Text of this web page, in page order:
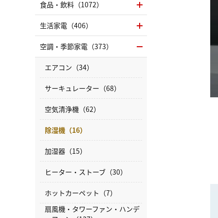
食品・飲料（1072）
生活家電（406）
空調・季節家電（373）
エアコン（34）
サーキュレーター（68）
空気清浄機（62）
除湿機（16）
加湿器（15）
ヒーター・ストーブ（30）
ホットカーペット（7）
扇風機・タワーファン・ハンデ